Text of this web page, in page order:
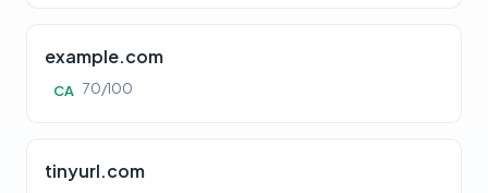
example.com
CA 70/100
tinyurl.com